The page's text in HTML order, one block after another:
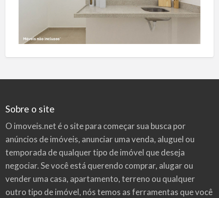
Sobre o site
O imoveis.net é o site para começar sua busca por
anúncios de imóveis, anunciar uma venda, aluguel ou
temporada de qualquer tipo de imóvel que deseja
negociar. Se você está querendo comprar, alugar ou
vender uma casa, apartamento, terreno ou qualquer
outro tipo de imóvel, nós temos as ferramentas que você